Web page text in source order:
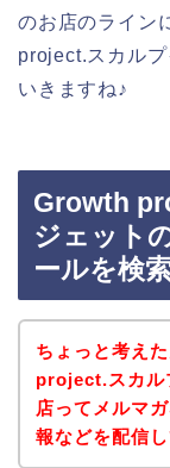
のお店のライン
project.スカル
いきますね♪
Growth
ジェット
ールを検
ちょっと考え
project.スカル
店ってメルマ
報などを配信